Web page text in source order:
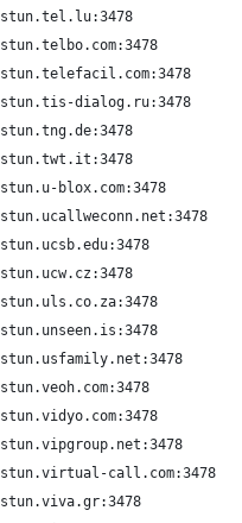
stun.tel.lu:3478
stun.telbo.com:3478
stun.telefacil.com:3478
stun.tis-dialog.ru:3478
stun.tng.de:3478
stun.twt.it:3478
stun.u-blox.com:3478
stun.ucallweconn.net:3478
stun.ucsb.edu:3478
stun.ucw.cz:3478
stun.uls.co.za:3478
stun.unseen.is:3478
stun.usfamily.net:3478
stun.veoh.com:3478
stun.vidyo.com:3478
stun.vipgroup.net:3478
stun.virtual-call.com:3478
stun.viva.gr:3478